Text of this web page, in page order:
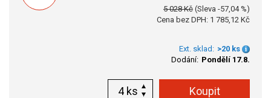
5 028 Kč (Sleva -57,04 %)
Cena bez DPH: 1 785,12 Kč
Ext. sklad: >20 ks
Dodání: Pondělí 17.8.
ks